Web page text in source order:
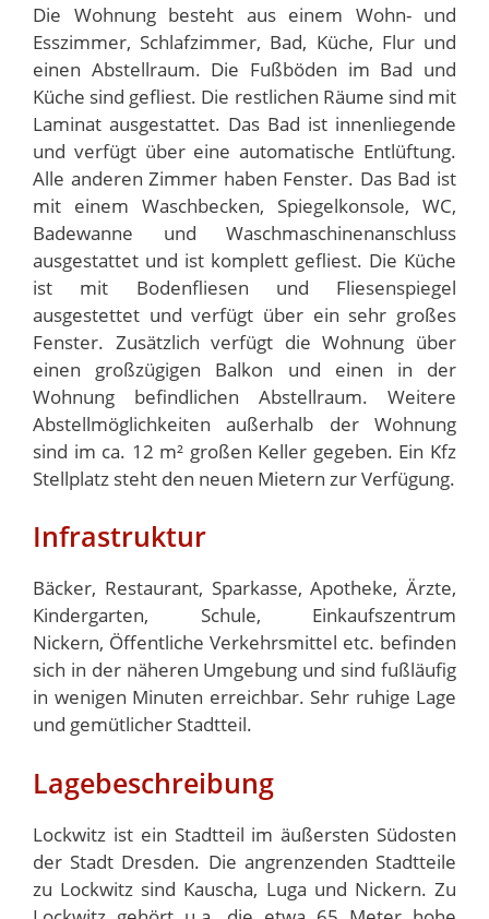
Die Wohnung besteht aus einem Wohn- und
Esszimmer, Schlafzimmer, Bad, Küche, Flur und
einen Abstellraum. Die Fußböden im Bad und
Küche sind gefliest. Die restlichen Räume sind mit
Laminat ausgestattet. Das Bad ist innenliegende
und verfügt über eine automatische Entlüftung.
Alle anderen Zimmer haben Fenster. Das Bad ist
mit einem Waschbecken, Spiegelkonsole, WC,
Badewanne und Waschmaschinenanschluss
ausgestattet und ist komplett gefliest. Die Küche
ist mit Bodenfliesen und Fliesenspiegel
ausgestettet und verfügt über ein sehr großes
Fenster. Zusätzlich verfügt die Wohnung über
einen großzügigen Balkon und einen in der
Wohnung befindlichen Abstellraum. Weitere
Abstellmöglichkeiten außerhalb der Wohnung
sind im ca. 12 m² großen Keller gegeben. Ein Kfz
Stellplatz steht den neuen Mietern zur Verfügung.
Infrastruktur
Bäcker, Restaurant, Sparkasse, Apotheke, Ärzte,
Kindergarten, Schule, Einkaufszentrum
Nickern, Öffentliche Verkehrsmittel etc. befinden
sich in der näheren Umgebung und sind fußläufig
in wenigen Minuten erreichbar. Sehr ruhige Lage
und gemütlicher Stadtteil.
Lagebeschreibung
Lockwitz ist ein Stadtteil im äußersten Südosten
der Stadt Dresden. Die angrenzenden Stadtteile
zu Lockwitz sind Kauscha, Luga und Nickern. Zu